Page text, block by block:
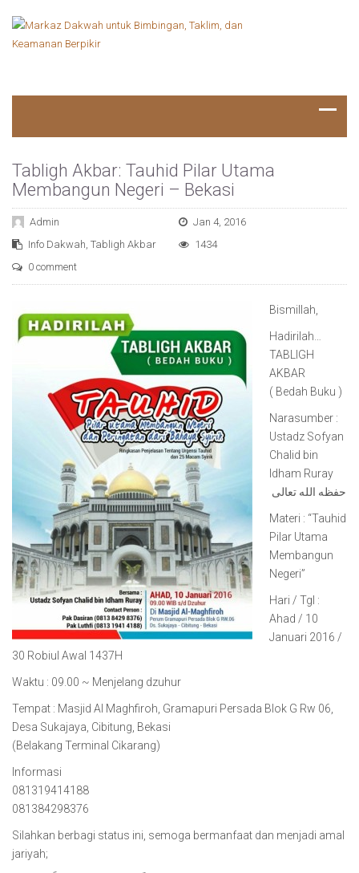
Tabligh Akbar: Tauhid Pilar Utama
Membangun Negeri – Bekasi
Admin
Jan 4, 2016
Info Dakwah, Tabligh Akbar
1434
0 comment
Bismillah,
Hadirilah…
TABLIGH
AKBAR
( Bedah Buku )
Narasumber :
Ustadz Sofyan
Chalid bin
Idham Ruray
حفظه الله تعالى
Materi : “Tauhid
Pilar Utama
Membangun
Negeri”
Hari / Tgl :
Ahad / 10
Januari 2016 /
30 Robiul Awal 1437H
Waktu : 09.00 ~ Menjelang dzuhur
Tempat : Masjid Al Maghfiroh, Gramapuri Persada Blok G Rw 06,
Desa Sukajaya, Cibitung, Bekasi
(Belakang Terminal Cikarang)
Informasi
081319414188
081384298376
Silahkan berbagi status ini, semoga bermanfaat dan menjadi amal
jariyah;